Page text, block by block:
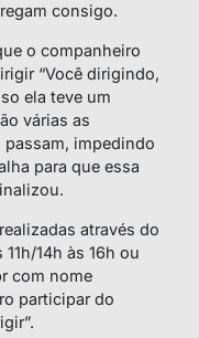
consigo.
o companheiro
“Você dirigindo,
ela teve um
várias as
impedindo
para que essa
através do
14h às 16h ou
com nome
participar do